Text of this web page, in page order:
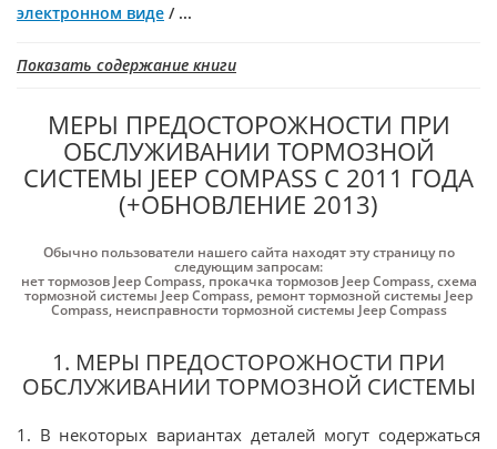
электронном виде / ...
Показать содержание книги
МЕРЫ ПРЕДОСТОРОЖНОСТИ ПРИ
ОБСЛУЖИВАНИИ ТОРМОЗНОЙ
СИСТЕМЫ JEEP COMPASS С 2011 ГОДА
(+ОБНОВЛЕНИЕ 2013)
Обычно пользователи нашего сайта находят эту страницу по
следующим запросам:
нет тормозов Jeep Compass,прокачка тормозов Jeep Compass,схема
тормозной системы Jeep Compass, ремонт тормозной системы Jeep
Compass, неисправности тормозной системы Jeep Compass
1. МЕРЫ ПРЕДОСТОРОЖНОСТИ ПРИ
ОБСЛУЖИВАНИИ ТОРМОЗНОЙ СИСТЕМЫ
1. В некоторых вариантах деталей могут содержаться